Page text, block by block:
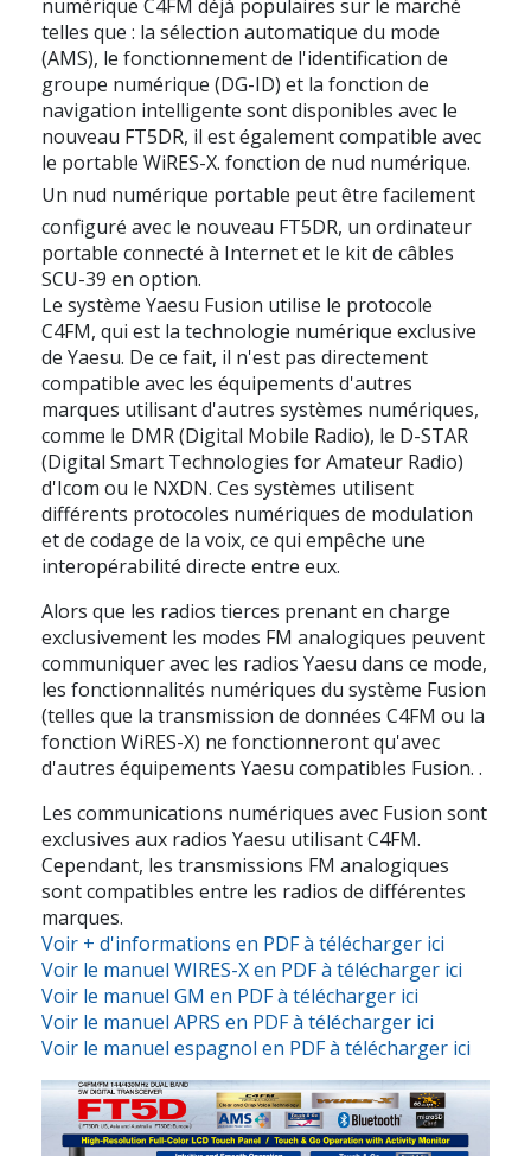
numérique C4FM déjà populaires sur le marché
telles que : la sélection automatique du mode
(AMS), le fonctionnement de l'identification de
groupe numérique (DG-ID) et la fonction de
navigation intelligente sont disponibles avec le
nouveau FT5DR, il est également compatible avec
le portable WiRES-X. fonction de nud numérique.
Un nud numérique portable peut être facilement
configuré avec le nouveau FT5DR, un ordinateur
portable connecté à Internet et le kit de câbles
SCU-39 en option.
Le système Yaesu Fusion utilise le protocole
C4FM, qui est la technologie numérique exclusive
de Yaesu. De ce fait, il n'est pas directement
compatible avec les équipements d'autres
marques utilisant d'autres systèmes numériques,
comme le DMR (Digital Mobile Radio), le D-STAR
(Digital Smart Technologies for Amateur Radio)
d'Icom ou le NXDN. Ces systèmes utilisent
différents protocoles numériques de modulation
et de codage de la voix, ce qui empêche une
interopérabilité directe entre eux.
Alors que les radios tierces prenant en charge
exclusivement les modes FM analogiques peuvent
communiquer avec les radios Yaesu dans ce mode,
les fonctionnalités numériques du système Fusion
(telles que la transmission de données C4FM ou la
fonction WiRES-X) ne fonctionneront qu'avec
d'autres équipements Yaesu compatibles Fusion. .
Les communications numériques avec Fusion sont
exclusives aux radios Yaesu utilisant C4FM.
Cependant, les transmissions FM analogiques
sont compatibles entre les radios de différentes
marques.
Voir + d'informations en PDF à télécharger ici
Voir le manuel WIRES-X en PDF à télécharger ici
Voir le manuel GM en PDF à télécharger ici
Voir le manuel APRS en PDF à télécharger ici
Voir le manuel espagnol en PDF à télécharger ici